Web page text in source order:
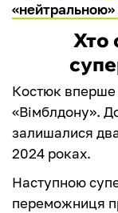
Хто
Костюк вперше
«Вімблдону».
залишалися
2024 роках.
Наступною
переможниця